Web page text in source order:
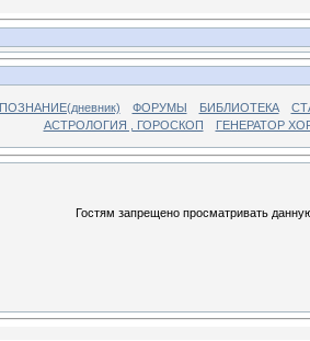
ПОЗНАНИЕ(дневник) ФОРУМЫ БИБЛИОТЕКА
АСТРОЛОГИЯ , ГОРОСКОП
ГЕНЕРАТОР
Гостям запрещено просматривать